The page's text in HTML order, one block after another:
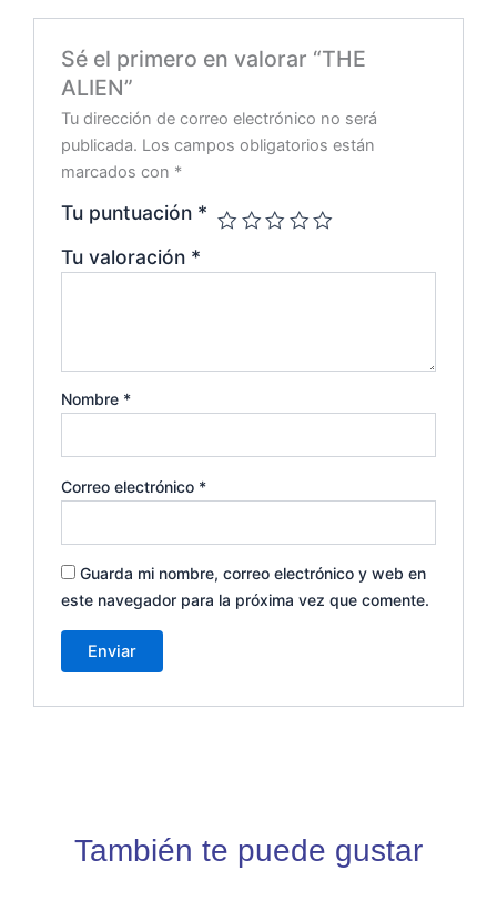
Sé el primero en valorar “THE
ALIEN”
Tu dirección de correo electrónico no será
publicada. Los campos obligatorios están
marcados con *
Tu puntuación *
Tu valoración *
Nombre *
Correo electrónico *
Guarda mi nombre, correo electrónico y web en
este navegador para la próxima vez que comente.
También te puede gustar